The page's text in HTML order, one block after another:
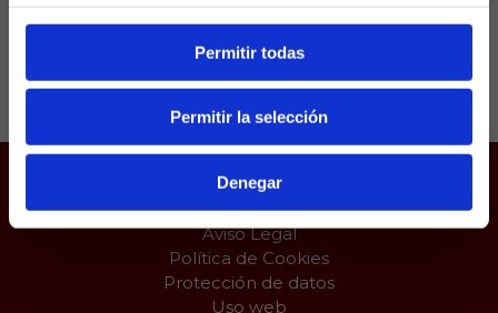
Permitir todas
Permitir la selección
Denegar
Juego responsable
Aviso Legal
Política de Cookies
Protección de datos
Uso web